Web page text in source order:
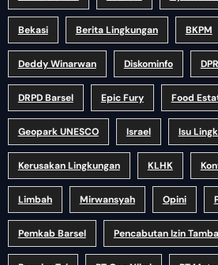
Bekasi Berita Lingkungan BKPM
Deddy Winarwan Diskominfo
DRPD Barsel Epic Fury Food
Geopark UNESCO Israel Isu
Kerusakan Lingkungan KLHK
Limbah Mirwansyah Opini
Pemkab Barsel Pencabutan Izin